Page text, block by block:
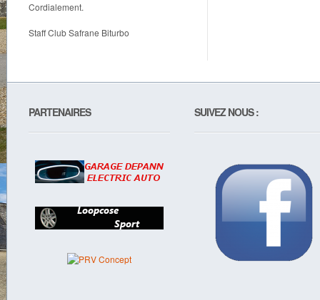
Cordialement.
Staff Club Safrane Biturbo
PARTENAIRES SUIVEZ NOUS :